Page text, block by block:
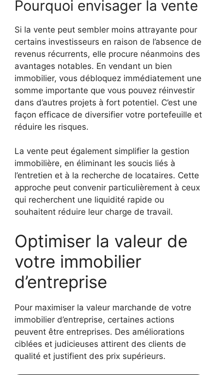
Pourquoi envisager la vente
Si la vente peut sembler moins attrayante pour
certains investisseurs en raison de l’absence de
revenus récurrents, elle procure néanmoins des
avantages notables. En vendant un bien
immobilier, vous débloquez immédiatement une
somme importante que vous pouvez réinvestir
dans d’autres projets à fort potentiel. C’est une
façon efficace de diversifier votre portefeuille et
réduire les risques.
La vente peut également simplifier la gestion
immobilière, en éliminant les soucis liés à
l’entretien et à la recherche de locataires. Cette
approche peut convenir particulièrement à ceux
qui recherchent une liquidité rapide ou
souhaitent réduire leur charge de travail.
Optimiser la valeur de
votre immobilier
d’entreprise
Pour maximiser la valeur marchande de votre
immobilier d’entreprise, certaines actions
peuvent être entreprises. Des améliorations
ciblées et judicieuses attirent des clients de
qualité et justifient des prix supérieurs.